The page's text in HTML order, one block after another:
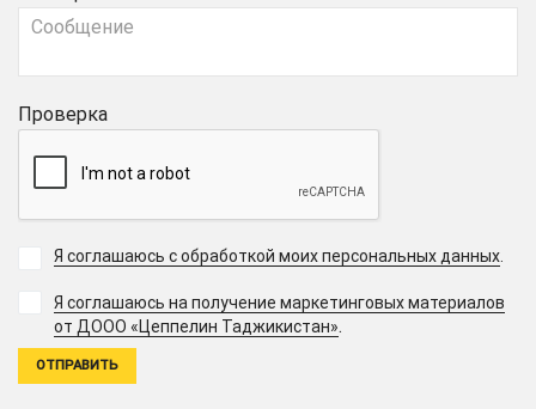
Проверка
Я соглашаюсь с обработкой моих персональных данных
Я соглашаюсь на получение маркетинговых материалов
от ДООО «Цеппелин Таджикистан».